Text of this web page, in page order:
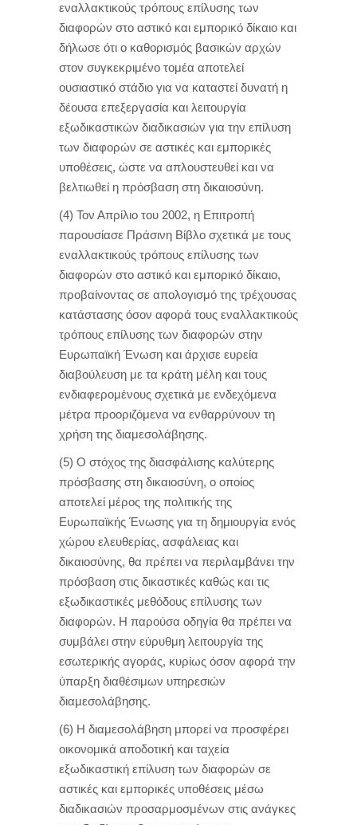
εναλλακτικούς τρόπους επίλυσης των
διαφορών στο αστικό και εμπορικό δίκαιο και
δήλωσε ότι ο καθορισμός βασικών αρχών
στον συγκεκριμένο τομέα αποτελεί
ουσιαστικό στάδιο για να καταστεί δυνατή η
δέουσα επεξεργασία και λειτουργία
εξωδικαστικών διαδικασιών για την επίλυση
των διαφορών σε αστικές και εμπορικές
υποθέσεις, ώστε να απλουστευθεί και να
βελτιωθεί η πρόσβαση στη δικαιοσύνη.
(4) Τον Απρίλιο του 2002, η Επιτροπή
παρουσίασε Πράσινη Βίβλο σχετικά με τους
εναλλακτικούς τρόπους επίλυσης των
διαφορών στο αστικό και εμπορικό δίκαιο,
προβαίνοντας σε απολογισμό της τρέχουσας
κατάστασης όσον αφορά τους εναλλακτικούς
τρόπους επίλυσης των διαφορών στην
Ευρωπαϊκή Ένωση και άρχισε ευρεία
διαβούλευση με τα κράτη μέλη και τους
ενδιαφερομένους σχετικά με ενδεχόμενα
μέτρα προοριζόμενα να ενθαρρύνουν τη
χρήση της διαμεσολάβησης.
(5) Ο στόχος της διασφάλισης καλύτερης
πρόσβασης στη δικαιοσύνη, ο οποίος
αποτελεί μέρος της πολιτικής της
Ευρωπαϊκής Ένωσης για τη δημιουργία ενός
χώρου ελευθερίας, ασφάλειας και
δικαιοσύνης, θα πρέπει να περιλαμβάνει την
πρόσβαση στις δικαστικές καθώς και τις
εξωδικαστικές μεθόδους επίλυσης των
διαφορών. Η παρούσα οδηγία θα πρέπει να
συμβάλει στην εύρυθμη λειτουργία της
εσωτερικής αγοράς, κυρίως όσον αφορά την
ύπαρξη διαθέσιμων υπηρεσιών
διαμεσολάβησης.
(6) Η διαμεσολάβηση μπορεί να προσφέρει
οικονομικά αποδοτική και ταχεία
εξωδικαστική επίλυση των διαφορών σε
αστικές και εμπορικές υποθέσεις μέσω
διαδικασιών προσαρμοσμένων στις ανάγκες